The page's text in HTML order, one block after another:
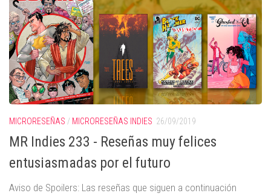
MICRORESEÑAS / MICRORESEÑAS INDIES 26/09/2019
MR Indies 233 - Reseñas muy felices
entusiasmadas por el futuro
Aviso de Spoilers: Las reseñas que siguen a continuación